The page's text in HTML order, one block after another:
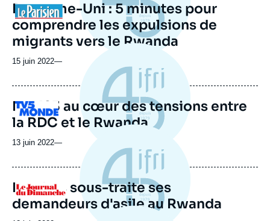
Logo
Royaume-Uni : 5 minutes pour
comprendre les expulsions de
migrants vers le Rwanda
15 juin 2022—
Logo
Le M23 au cœur des tensions entre
la RDC et le Rwanda
13 juin 2022—
Logo
Londres sous-traite ses
demandeurs d'asile au Rwanda